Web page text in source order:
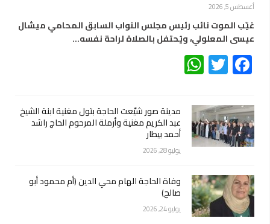
أغسطس 5, 2026
غيّب الموت نائب رئيس مجلس النواب السابق المحامي ميشال
عيسى المعلولي، ويُحتفل بالصلاة لراحة نفسه…
Facebook
Twitter
مدينة صور شيّعت الحاجة بتول مغنية ابنة الشيخ
عبد الكريم مغنية وأرملة المرحوم الحاج راشد
أحمد بيطار
يوليو 28, 2026
وفاة الحاجة الهام محي الدين (أم محمود أبو
صالح)
يوليو 24, 2026